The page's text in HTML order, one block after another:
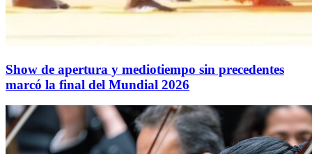
Show de apertura y mediotiempo sin precedentes
marcó la final del Mundial 2026